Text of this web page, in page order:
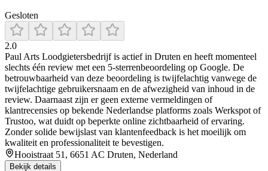
Gesloten
2.0
Paul Arts Loodgietersbedrijf is actief in Druten en heeft momenteel
slechts één review met een 5-sterrenbeoordeling op Google. De
betrouwbaarheid van deze beoordeling is twijfelachtig vanwege de
twijfelachtige gebruikersnaam en de afwezigheid van inhoud in de
review. Daarnaast zijn er geen externe vermeldingen of
klantrecensies op bekende Nederlandse platforms zoals Werkspot of
Trustoo, wat duidt op beperkte online zichtbaarheid of ervaring.
Zonder solide bewijslast van klantenfeedback is het moeilijk om
kwaliteit en professionaliteit te bevestigen.
Hooistraat 51, 6651 AC Druten, Nederland
Bekijk details